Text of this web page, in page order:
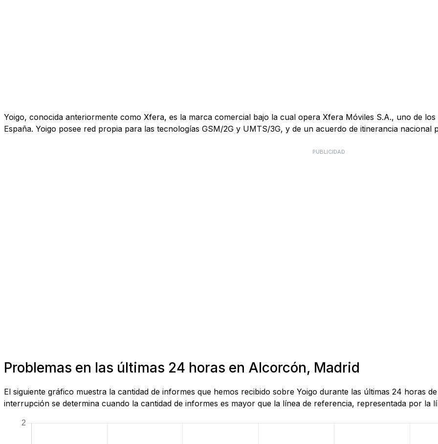
Yoigo, conocida anteriormente como Xfera, es la marca comercial bajo la cual opera Xfera Móviles S.A., uno de
España. Yoigo posee red propia para las tecnologías GSM/2G y UMTS/3G, y de un acuerdo de itinerancia
PUBLICIDAD
Problemas en las últimas 24 horas en Alcorcón, Madrid
El siguiente gráfico muestra la cantidad de informes que hemos recibido sobre Yoigo durante las últimas 24 horas
interrupción se determina cuando la cantidad de informes es mayor que la línea de referencia, representada por la